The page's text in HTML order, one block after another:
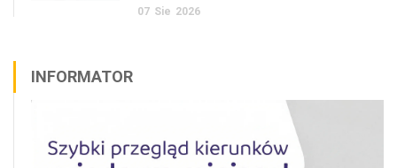
07 Sie 2026
INFORMATOR